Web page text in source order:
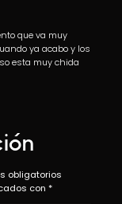
que va muy
ya acabo y los
esta muy chida
obligatorios
con*